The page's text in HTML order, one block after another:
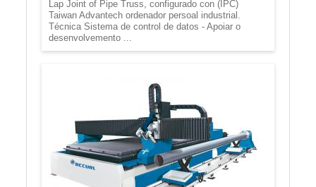
Lap Joint of Pipe Truss, configurado con (IPC)
Taiwan Advantech ordenador persoal industrial.
Técnica Sistema de control de datos - Apoiar o
desenvolvemento ...